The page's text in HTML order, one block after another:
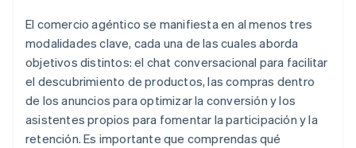
El comercio agéntico se manifiesta en al menos tres
modalidades clave, cada una de las cuales aborda
objetivos distintos: el chat conversacional para facilitar
el descubrimiento de productos, las compras dentro
de los anuncios para optimizar la conversión y los
asistentes propios para fomentar la participación y la
retención. Es importante que comprendas qué